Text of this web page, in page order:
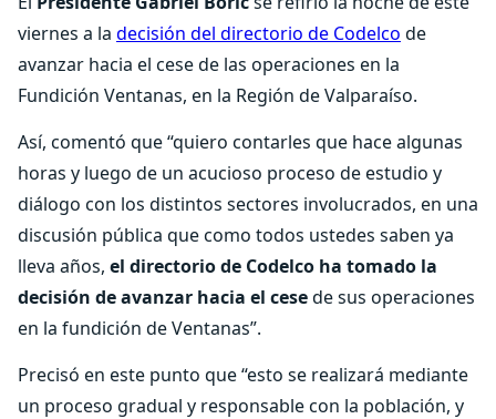
viernes a la decisión del directorio de Codelco de
avanzar hacia el cese de las operaciones en la
Fundición Ventanas, en la Región de Valparaíso.
Así, comentó que “quiero contarles que hace algunas
horas y luego de un acucioso proceso de estudio y
diálogo con los distintos sectores involucrados, en una
discusión pública que como todos ustedes saben ya
lleva años, el directorio de Codelco ha tomado la
decisión de avanzar hacia el cesede sus operaciones
en la fundición de Ventanas”.
Precisó en este punto que “esto se realizará mediante
un proceso gradual y responsable con la población, y